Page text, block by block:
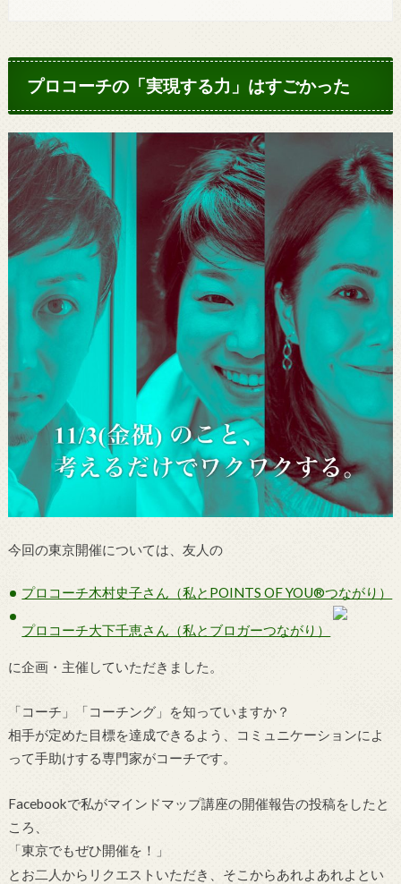
プロコーチの「実現する力」はすごかった
今回の東京開催については、友人の
プロコーチ木村史子さん（私とPOINTS OF YOU®つながり）
プロコーチ大下千恵さん（私とブロガーつながり）
に企画・主催していただきました。
「コーチ」「コーチング」を知っていますか？
相手が定めた目標を達成できるよう、コミュニケーションによ
って手助けする専門家がコーチです。
Facebookで私がマインドマップ講座の開催報告の投稿をしたと
ころ、
「東京でもぜひ開催を！」
とお二人からリクエストいただき、そこからあれよあれよとい